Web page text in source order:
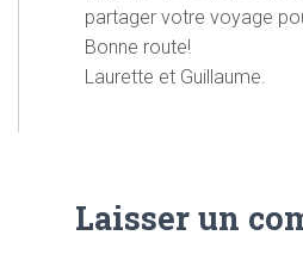
partager votre voyage
Bonne route!
Laurette et Guillaume.
Laisser un